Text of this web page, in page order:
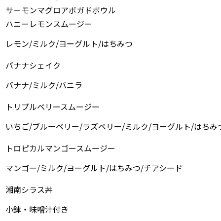
サーモンマグロアボガドボウル
ハニーレモンスムージー
レモン/ミルク/ヨーグルト/はちみつ
バナナシェイク
バナナ/ミルク/バニラ
トリプルベリースムージー
いちご/ブルーベリー/ラズベリー/ミルク/ヨーグルト/はちみ
トロピカルマンゴースムージー
マンゴー/ミルク/ヨーグルト/はちみつ/チアシード
湘南シラス丼
小鉢・味噌汁付き